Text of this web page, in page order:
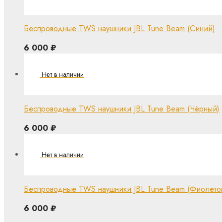
Беспроводные TWS наушники JBL Tune Beam (Синий)
6 000 ₽
Беспроводные TWS наушники JBL Tune Beam (Чёрный)
6 000 ₽
Беспроводные TWS наушники JBL Tune Beam
6 000 ₽